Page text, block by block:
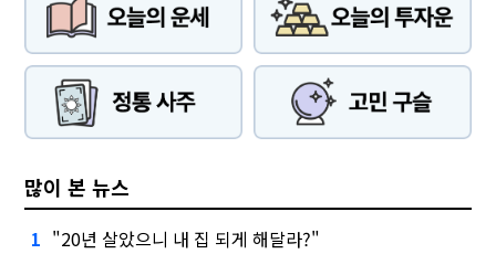
많이 본 뉴스
1 "20년 살았으니 내 집 되게 해달라?"